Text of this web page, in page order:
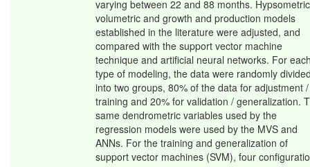
varying between 22 and 88 months.
volumetric and growth and production models
established in the literature were adjusted, and
compared with the support vector machine
technique and artificial neural networks. For
type of modeling, the data were randomly
into two groups, 80% of the data for adjustment /
training and 20% for validation / generalization.
same dendrometric variables used by the
regression models were used by the MVS and
ANNs. For the training and generalization of
support vector machines (SVM), four